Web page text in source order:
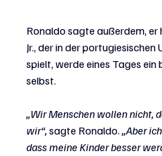
Ronaldo sagte außerdem, er
Jr., der in der
spielt, werde eines Tages ein
selbst.
„Wir Menschen wollen nicht,
wir“, sagte Ronaldo. „Aber
dass meine Kinder besser